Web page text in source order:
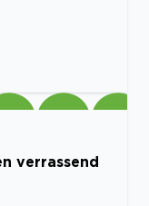
verrassend